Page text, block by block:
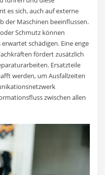
es sich, auch auf externe
der Maschinen beeinflussen.
Schmutz können
schädigen. Eine enge
fördert zusätzlich
Ersatzteile
werden, um Ausfallzeiten
zwischen allen